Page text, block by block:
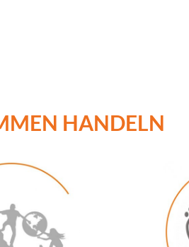
HANDELN